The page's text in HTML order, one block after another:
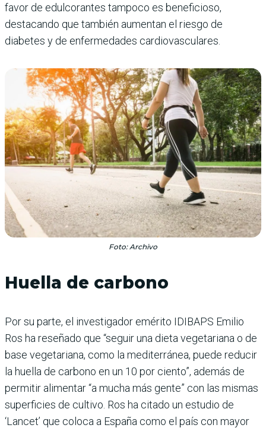
favor de edulcorantes tampoco es beneficioso,
destacando que también aumentan el riesgo de
diabetes y de enfermedades cardiovasculares.
Foto: Archivo
Huella de carbono
Por su parte, el investigador emérito IDIBAPS Emilio
Ros ha reseñado que “seguir una dieta vegetariana o de
base vegetariana, como la mediterránea, puede reducir
la huella de carbono en un 10 por ciento”, además de
permitir alimentar “a mucha más gente” con las mismas
superficies de cultivo. Ros ha citado un estudio de
‘Lancet’ que coloca a España como el país con mayor